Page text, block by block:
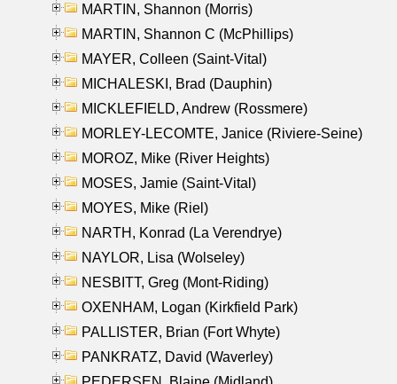
MARTIN, Shannon (Morris)
MARTIN, Shannon C (McPhillips)
MAYER, Colleen (Saint-Vital)
MICHALESKI, Brad (Dauphin)
MICKLEFIELD, Andrew (Rossmere)
MORLEY-LECOMTE, Janice (Riviere-Seine)
MOROZ, Mike (River Heights)
MOSES, Jamie (Saint-Vital)
MOYES, Mike (Riel)
NARTH, Konrad (La Verendrye)
NAYLOR, Lisa (Wolseley)
NESBITT, Greg (Mont-Riding)
OXENHAM, Logan (Kirkfield Park)
PALLISTER, Brian (Fort Whyte)
PANKRATZ, David (Waverley)